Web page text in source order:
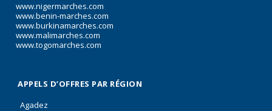
www.nigermarches.com
www.benin-marches.com
www.burkinamarches.com
www.malimarches.com
www.togomarches.com
APPELS D’OFFRES PAR RÉGION
Agadez